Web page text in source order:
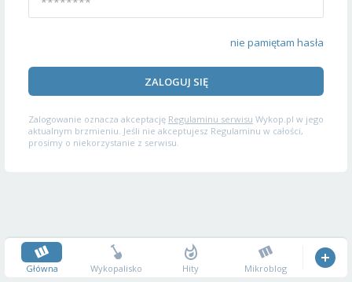
nie pamiętam hasła
ZALOGUJ SIĘ
Zalogowanie oznacza akceptację Regulaminu serwisu Wykop.pl w jego
aktualnym brzmieniu. Jeśli nie akceptujesz Regulaminu w całości,
prosimy o niekorzystanie z serwisu.
Główna Wykopalisko Hity Mikroblog